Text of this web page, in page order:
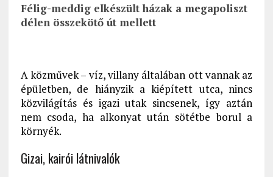
Félig-meddig elkészült házak a megapoliszt
délen összekötő út mellett
A közművek – víz, villany általában ott vannak az
épületben, de hiányzik a kiépített utca, nincs
közvilágítás és igazi utak sincsenek, így aztán
nem csoda, ha alkonyat után sötétbe borul a
környék.
Gizai, kairói látnivalók